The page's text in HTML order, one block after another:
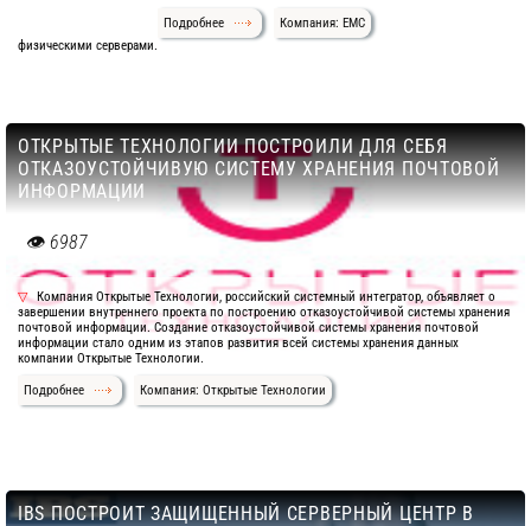
физическими серверами.
Подробнее Компания: EMC
ОТКРЫТЫЕ ТЕХНОЛОГИИ ПОСТРОИЛИ ДЛЯ СЕБЯ
ОТКАЗОУСТОЙЧИВУЮ СИСТЕМУ ХРАНЕНИЯ ПОЧТОВОЙ
ИНФОРМАЦИИ
6987
Компания Открытые Технологии, российский системный интегратор, объявляет о
завершении внутреннего проекта по построению отказоустойчивой системы хранения
почтовой информации. Создание отказоустойчивой системы хранения почтовой
информации стало одним из этапов развития всей системы хранения данных
компании Открытые Технологии.
Подробнее Компания: Открытые Технологии
IBS ПОСТРОИТ ЗАЩИЩЕННЫЙ СЕРВЕРНЫЙ ЦЕНТР В